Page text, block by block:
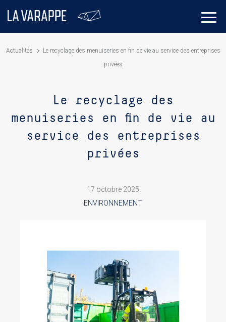
Actualités
Le recyclage des menuiseries en fin de vie au service des entreprises
privées
Le recyclage des
menuiseries en fin de vie au
service des entreprises
privées
17 octobre 2025
ENVIRONNEMENT